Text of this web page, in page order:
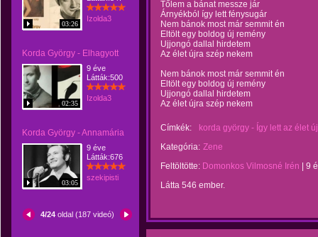
03:26
Izolda3
Korda György - Elhagyott
02:35
9 éve
Látták:500
Izolda3
Korda György - Annamária
03:05
9 éve
Látták:676
szekipisti
4/24 oldal (187 videó)
Tőlem a bánat messze jár
Árnyékból így lett fénysugár
Nem bánok most már semmit én
Eltölt egy boldog új remény
Ujjongó dallal hirdetem
Az élet újra szép nekem
Nem bánok most már semmit én
Eltölt egy boldog új remény
Ujjongó dallal hirdetem
Az élet újra szép nekem
Címkék:
korda györgy - Így lett az élet
Kategória: Zene
Feltöltötte: Domonkos Vilmosné Irén
9
Látta 546 ember.